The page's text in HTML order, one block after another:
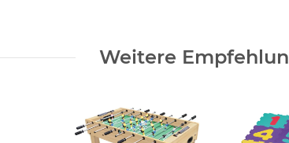
Weitere